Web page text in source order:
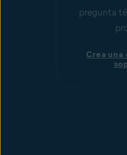
pregunta
Crea una